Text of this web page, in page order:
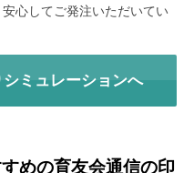
心してご発注いただいてい
ミュレーションへ
めの育友会通信の印